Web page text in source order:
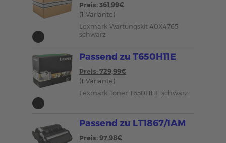
Preis: 361,99€
(1 Variante)
Lexmark Wartungskit 40X4765
schwarz
Passend zu T650H11E
Preis: 729,99€
(1 Variante)
Lexmark Toner T650H11E schwarz
Passend zu LT1867/1AM
Preis: 97,98€